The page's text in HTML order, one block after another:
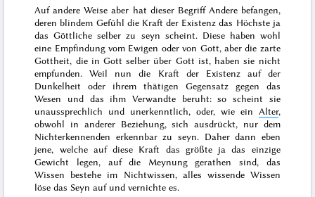
Auf andere Weise aber hat dieser Begriff Andere befangen,
deren blindem Gefühl die Kraft der Existenz das Höchste ja
das Göttliche selber zu seyn scheint. Diese haben wohl
eine Empfindung vom Ewigen oder von Gott, aber die zarte
Gottheit, die in Gott selber über Gott ist, haben sie nicht
empfunden. Weil nun die Kraft der Existenz auf der
Dunkelheit oder ihrem thätigen Gegensatz gegen das
Wesen und das ihm Verwandte beruht: so scheint sie
unaussprechlich und unerkenntlich, oder, wie ein Alter,
obwohl in anderer Beziehung, sich ausdrückt, nur dem
Nichterkennenden erkennbar zu seyn. Daher dann eben
jene, welche auf diese Kraft das größte ja das einzige
Gewicht legen, auf die Meynung gerathen sind, das
Wissen bestehe im Nichtwissen, alles wissende Wissen
löse das Seyn auf und vernichte es.